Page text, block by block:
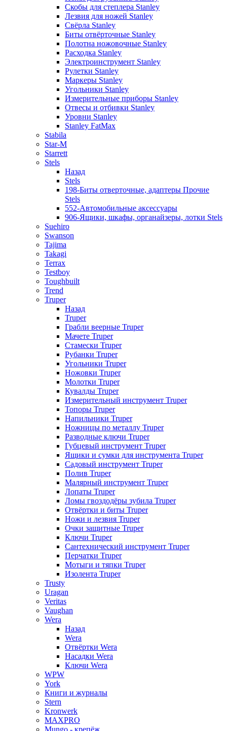
Скобы для степлера Stanley
Лезвия для ножей Stanley
Свёрла Stanley
Биты отвёрточные Stanley
Полотна ножовочные Stanley
Расходка Stanley
Электроинструмент Stanley
Рулетки Stanley
Маркеры Stanley
Угольники Stanley
Измерительные приборы Stanley
Отвесы и отбивки Stanley
Уровни Stanley
Stanley FatMax
Stabila
Star-M
Starrett
Stels
Назад
Stels
198-Биты отверточные, адаптеры Прочие
Stels
552-Автомобильные аксессуары
906-Ящики, шкафы, органайзеры, лотки Stels
Suehiro
Swanson
Tajima
Takagi
Terrax
Testboy
Toughbuilt
Trend
Truper
Назад
Truper
Грабли веерные Truper
Мачете Truper
Стамески Truper
Рубанки Truper
Угольники Truper
Ножовки Truper
Молотки Truper
Кувалды Truper
Измерительный инструмент Truper
Топоры Truper
Напильники Truper
Ножницы по металлу Truper
Разводные ключи Truper
Губцевый инструмент Truper
Ящики и сумки для инструмента Truper
Садовый инструмент Truper
Полив Truper
Малярный инструмент Truper
Лопаты Truper
Ломы гвоздодёры зубила Truper
Отвёртки и биты Truper
Ножи и лезвия Truper
Очки защитные Truper
Ключи Truper
Сантехнический инструмент Truper
Перчатки Truper
Мотыги и тяпки Truper
Изолента Truper
Trusty
Uragan
Veritas
Vaughan
Wera
Назад
Wera
Отвёртки Wera
Насадки Wera
Ключи Wera
WPW
York
Книги и журналы
Stern
Kronwerk
MAXPRO
Mungo - крепёж